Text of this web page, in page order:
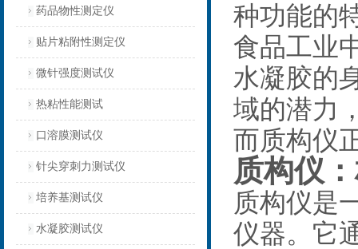
药品物性测定仪
贴片粘附性测定仪
微针强度测试仪
热粘性能测试
口溶膜测试仪
针尖穿刺力测试仪
培养基测试仪
水凝胶测试仪
种功能的
食品工业
水凝胶的
域的潜力
而质构仪
质构仪
质构仪是
仪器。它